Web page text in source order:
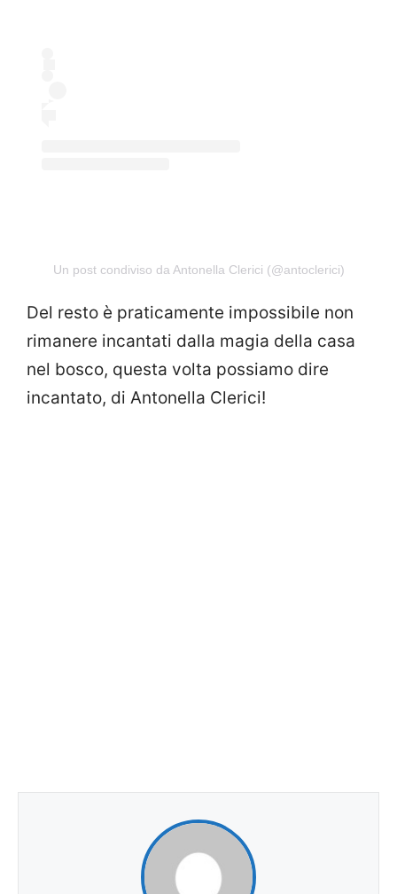
Un post condiviso da Antonella Clerici (@antoclerici)
Del resto è praticamente impossibile non
rimanere incantati dalla magia della casa
nel bosco, questa volta possiamo dire
incantato, di Antonella Clerici!